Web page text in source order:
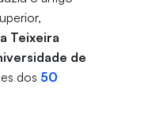
Teixeira
de
dos 50